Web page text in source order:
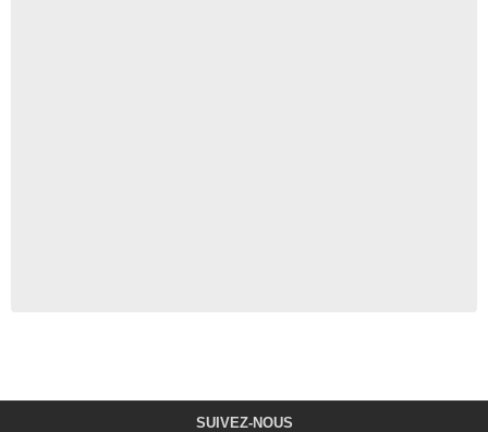
SUIVEZ-NOUS